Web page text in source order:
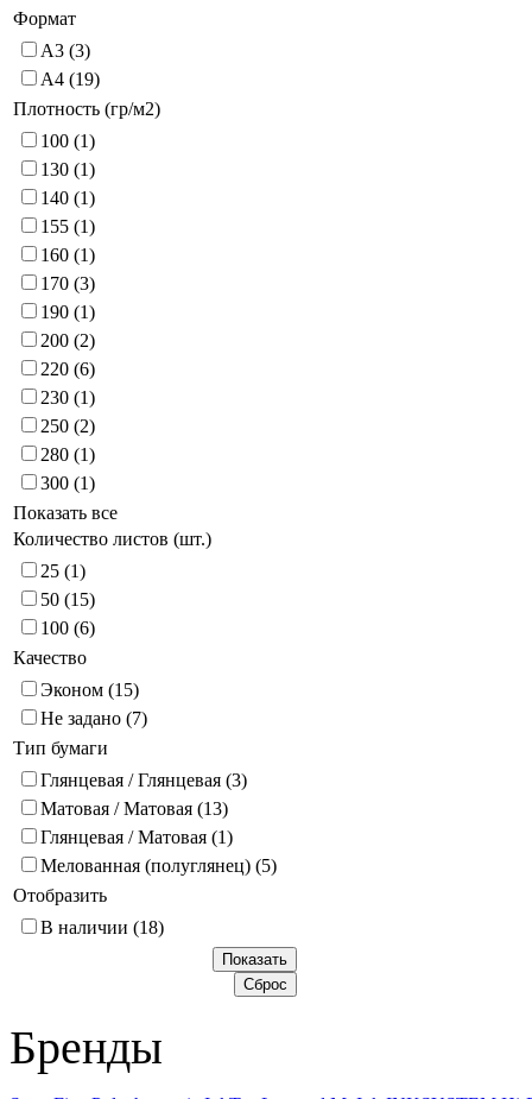
Формат
А3 (3)
А4 (19)
Плотность (гр/м2)
100 (1)
130 (1)
140 (1)
155 (1)
160 (1)
170 (3)
190 (1)
200 (2)
220 (6)
230 (1)
250 (2)
280 (1)
300 (1)
Показать все
Количество листов (шт.)
25 (1)
50 (15)
100 (6)
Качество
Эконом (15)
Не задано (7)
Тип бумаги
Глянцевая / Глянцевая (3)
Матовая / Матовая (13)
Глянцевая / Матовая (1)
Мелованная (полуглянец) (5)
Отобразить
В наличии (18)
Бренды